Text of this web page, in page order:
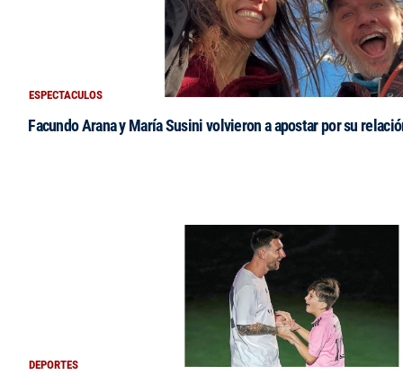
ESPECTACULOS
Facundo Arana y María Susini volvieron a apostar por su
DEPORTES